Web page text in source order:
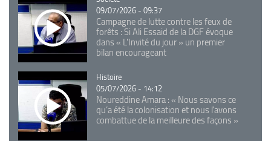
09/07/2026 - 09:37
Campagne de lutte contre les feux de
forêts : Si Ali Essaid de la DGF évoque
dans « L'Invité du jour » un premier
bilan encourageant
Catégorie
Histoire
05/07/2026 - 14:12
Noureddine Amara : « Nous savons ce
qu’a été la colonisation et nous l’avons
combattue de la meilleure des façons »